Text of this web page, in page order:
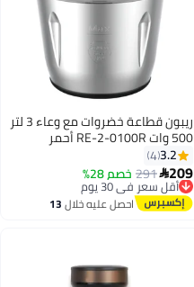
ريبون قطاعة خضروات مع وعاء 3 لتر
500 وات RE-2-0100R أحمر
3.2
4
209
291 خصم 28%
أقل سعر في 30 يوم
توصيل مجاني
أقل سعر في 30 يوماحصل عليه خلال13